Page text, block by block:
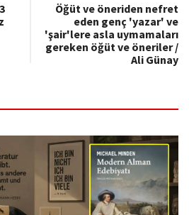
Öğüt ve öneriden nefret
eden genç 'yazar' ve
'şair'lere asla uymamaları
gereken öğüt ve öneriler /
Ali Günay